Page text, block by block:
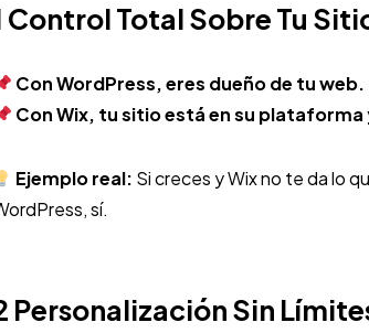
Control Total Sobre Tu
Con WordPress, eres dueño de tu web.
Con Wix, tu sitio está en su
Ejemplo real: Si creces y Wix no te da lo
sí.
Personalización Sin